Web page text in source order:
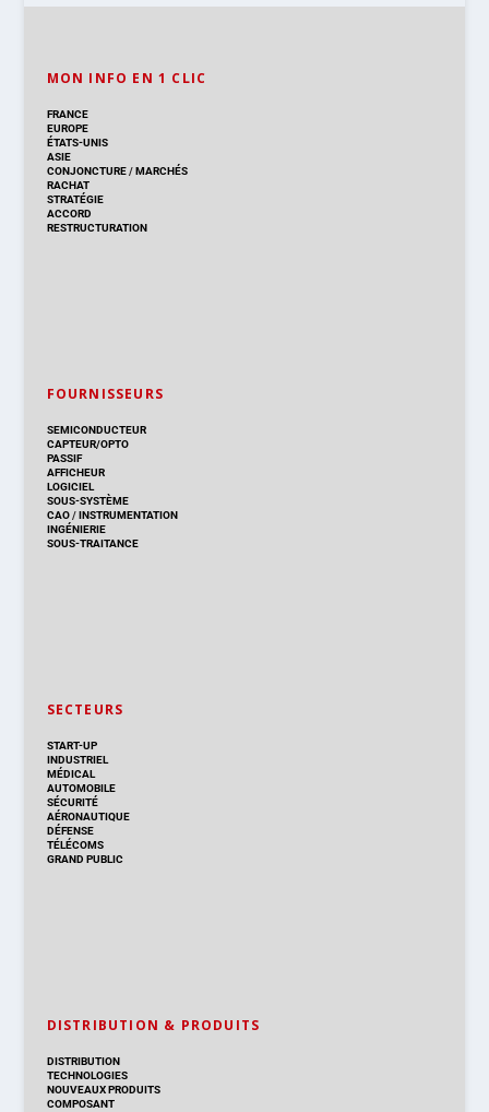
MON INFO EN 1 CLIC
FRANCE
EUROPE
ÉTATS-UNIS
ASIE
CONJONCTURE/ MARCHÉS
RACHAT
STRATÉGIE
ACCORD
RESTRUCTURATION
FOURNISSEURS
SEMICONDUCTEUR
CAPTEUR/OPTO
PASSIF
AFFICHEUR
LOGICIEL
SOUS-SYSTÈME
CAO/INSTRUMENTATION
INGÉNIERIE
SOUS-TRAITANCE
SECTEURS
START-UP
INDUSTRIEL
MÉDICAL
AUTOMOBILE
SÉCURITÉ
AÉRONAUTIQUE
DÉFENSE
TÉLÉCOMS
GRAND PUBLIC
DISTRIBUTION & PRODUITS
DISTRIBUTION
TECHNOLOGIES
NOUVEAUX PRODUITS
COMPOSANT